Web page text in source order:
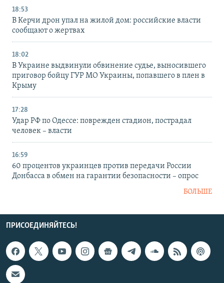
18:53
В Керчи дрон упал на жилой дом: российские власти
сообщают о жертвах
18:02
В Украине выдвинули обвинение судье, выносившего
приговор бойцу ГУР МО Украины, попавшего в плен в
Крыму
17:28
Удар РФ по Одессе: поврежден стадион, пострадал
человек – власти
16:59
60 процентов украинцев против передачи России
Донбасса в обмен на гарантии безопасности – опрос
БОЛЬШЕ
ПРИСОЕДИНЯЙТЕСЬ!